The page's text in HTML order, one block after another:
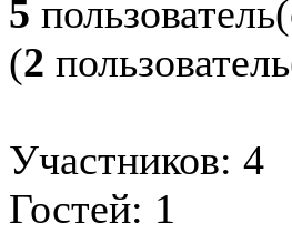
5
(2
Участников: 4
Гостей: 1